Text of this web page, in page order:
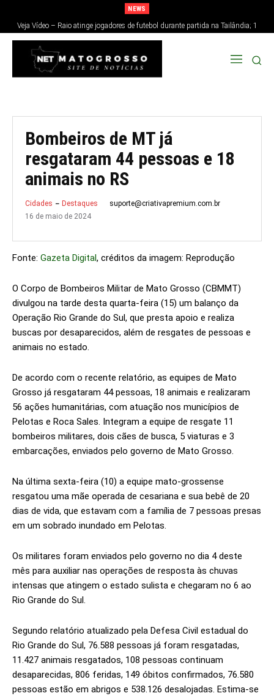
NEWS
Veja Vídeo – Raio atinge jogadores de futebol durante partida na Tailândia; 1
morre e 12 ficam feridos
Bombeiros de MT já
resgataram 44 pessoas e 18
animais no RS
Cidades Destaques
suporte@criativapremium.com.br
16 de maio de 2024
Fonte: Gazeta Digital, créditos da imagem: Reprodução
O Corpo de Bombeiros Militar de Mato Grosso (CBMMT)
divulgou na tarde desta quarta-feira (15) um balanço da
Operação Rio Grande do Sul, que presta apoio e realiza
buscas por desaparecidos, além de resgates de pessoas e
animais no estado.
De acordo com o recente relatório, as equipes de Mato
Grosso já resgataram 44 pessoas, 18 animais e realizaram
56 ações humanitárias, com atuação nos municípios de
Pelotas e Roca Sales. Integram a equipe de resgate 11
bombeiros militares, dois cães de busca, 5 viaturas e 3
embarcações, enviados pelo governo de Mato Grosso.
Na última sexta-feira (10) a equipe mato-grossense
resgatou uma mãe operada de cesariana e sua bebê de 20
dias de vida, que estavam com a família de 7 pessoas presas
em um sobrado inundado em Pelotas.
Os militares foram enviados pelo governo no dia 4 deste
mês para auxiliar nas operações de resposta às chuvas
intensas que atingem o estado sulista e chegaram no 6 ao
Rio Grande do Sul.
Segundo relatório atualizado pela Defesa Civil estadual do
Rio Grande do Sul, 76.588 pessoas já foram resgatadas,
11.427 animais resgatados, 108 pessoas continuam
desaparecidas, 806 feridas, 149 óbitos confirmados, 76.580
pessoas estão em abrigos e 538.126 desalojadas. Estima-se